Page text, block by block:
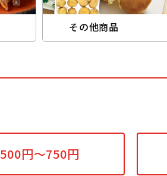
その他商品
500円～750円